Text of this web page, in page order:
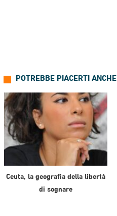
POTREBBE PIACERTI ANCHE
Ceuta, la geografia della libertà
di sognare